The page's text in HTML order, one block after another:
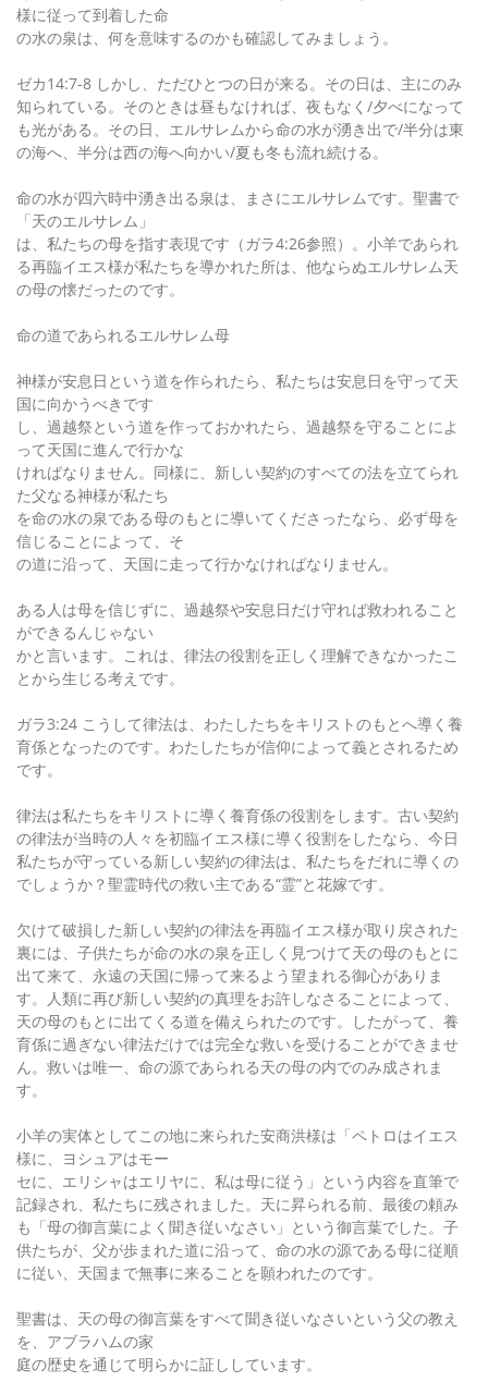
様に従って到着した命
の水の泉は、何を意味するのかも確認してみましょう。
ゼカ14:7-8 しかし、ただひとつの日が来る。その日は、主にのみ
知られている。そのときは昼もなければ、夜もなく/夕べになって
も光がある。その日、エルサレムから命の水が湧き出で/半分は東
の海へ、半分は西の海へ向かい/夏も冬も流れ続ける。
命の水が四六時中湧き出る泉は、まさにエルサレムです。聖書で
「天のエルサレム」
は、私たちの母を指す表現です（ガラ4:26参照）。小羊であられ
る再臨イエス様が私たちを導かれた所は、他ならぬエルサレム天
の母の懐だったのです。
命の道であられるエルサレム母
神様が安息日という道を作られたら、私たちは安息日を守って天
国に向かうべきです
し、過越祭という道を作っておかれたら、過越祭を守ることによ
って天国に進んで行かな
ければなりません。同様に、新しい契約のすべての法を立てられ
た父なる神様が私たち
を命の水の泉である母のもとに導いてくださったなら、必ず母を
信じることによって、そ
の道に沿って、天国に走って行かなければなりません。
ある人は母を信じずに、過越祭や安息日だけ守れば救われること
ができるんじゃない
かと言います。これは、律法の役割を正しく理解できなかったこ
とから生じる考えです。
ガラ3:24 こうして律法は、わたしたちをキリストのもとへ導く養
育係となったのです。わたしたちが信仰によって義とされるため
です。
律法は私たちをキリストに導く養育係の役割をします。古い契約
の律法が当時の人々を初臨イエス様に導く役割をしたなら、今日
私たちが守っている新しい契約の律法は、私たちをだれに導くの
でしょうか？聖霊時代の救い主である“霊”と花嫁です。
欠けて破損した新しい契約の律法を再臨イエス様が取り戻された
裏には、子供たちが命の水の泉を正しく見つけて天の母のもとに
出て来て、永遠の天国に帰って来るよう望まれる御心がありま
す。人類に再び新しい契約の真理をお許しなさることによって、
天の母のもとに出てくる道を備えられたのです。したがって、養
育係に過ぎない律法だけでは完全な救いを受けることができませ
ん。救いは唯一、命の源であられる天の母の内でのみ成されま
す。
小羊の実体としてこの地に来られた安商洪様は「ペトロはイエス
様に、ヨシュアはモー
セに、エリシャはエリヤに、私は母に従う」という内容を直筆で
記録され、私たちに残されました。天に昇られる前、最後の頼み
も「母の御言葉によく聞き従いなさい」という御言葉でした。子
供たちが、父が歩まれた道に沿って、命の水の源である母に従順
に従い、天国まで無事に来ることを願われたのです。
聖書は、天の母の御言葉をすべて聞き従いなさいという父の教え
を、アブラハムの家
庭の歴史を通じて明らかに証ししています。